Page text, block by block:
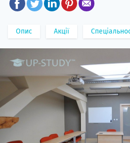
Опис Акції